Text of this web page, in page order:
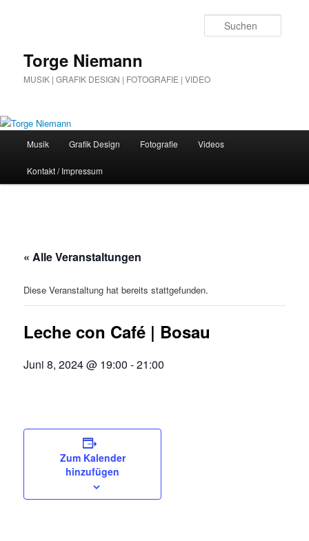
Torge Niemann
MUSIK | GRAFIK DESIGN | FOTOGRAFIE | VIDEO
Musik Grafik Design Fotografie Videos
Kontakt / Impressum
« Alle Veranstaltungen
Diese Veranstaltung hat bereits stattgefunden.
Leche con Café | Bosau
Juni 8, 2024 @ 19:00 -21:00
Zum Kalender
hinzufügen